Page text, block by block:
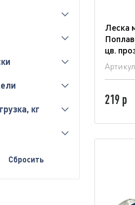
кг
Леска
цв.
Артикул
219 р